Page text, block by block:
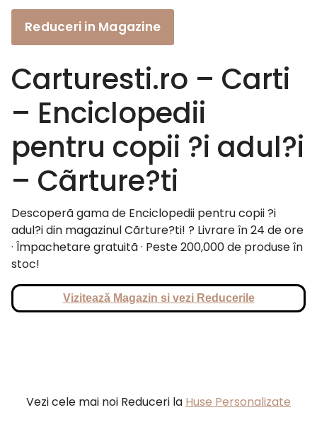
Reduceri in Magazine
Carturesti.ro – Carti
– Enciclopedii
pentru copii ?i adul?i
– Cãrture?ti
Descoperã gama de Enciclopedii pentru copii ?i
adul?i din magazinul Cãrture?ti! ? Livrare în 24 de ore
· Împachetare gratuitã · Peste 200,000 de produse în
stoc!
Vizitează Magazin si vezi Reducerile
Vezi cele mai noi Reduceri la Huse Personalizate